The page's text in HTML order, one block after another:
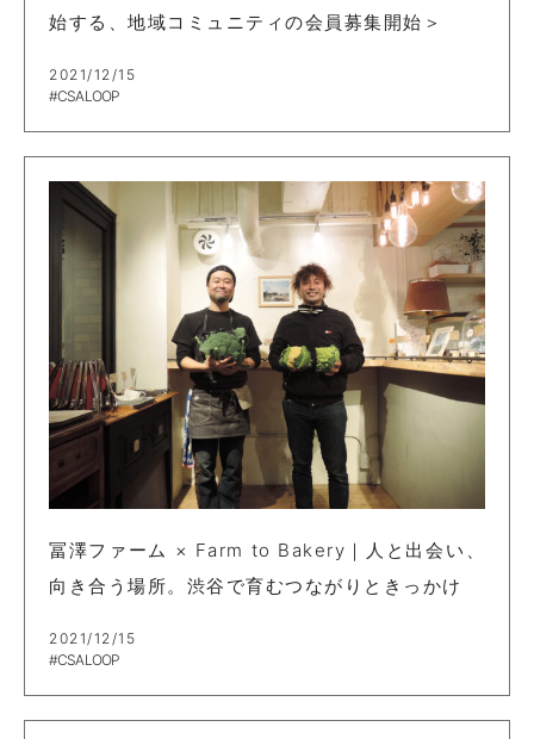
始する、地域コミュニティの会員募集開始＞
2021/12/15
#CSA LOOP
冨澤ファーム × Farm to Bakery｜人と出会い、
向き合う場所。渋谷で育むつながりときっかけ
2021/12/15
#CSA LOOP